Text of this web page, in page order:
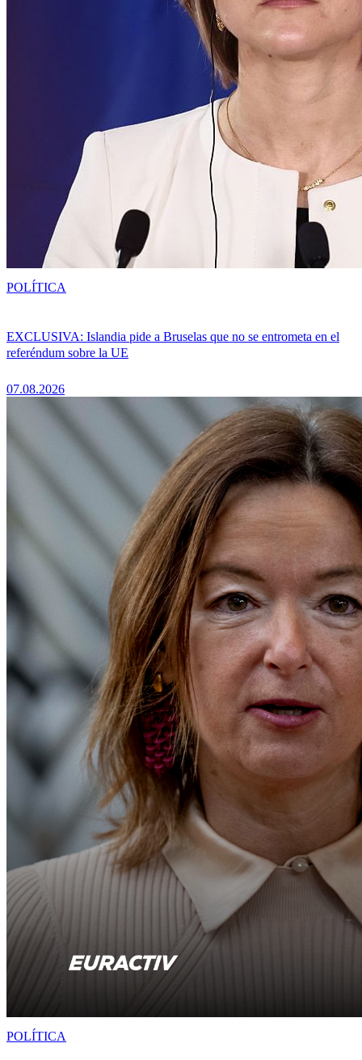
EXCLUSIVA: Islandia pide a Bruselas que no se entrometa en el
referéndum sobre la UE
07.08.2026
POLÍTICA
POLÍTICA